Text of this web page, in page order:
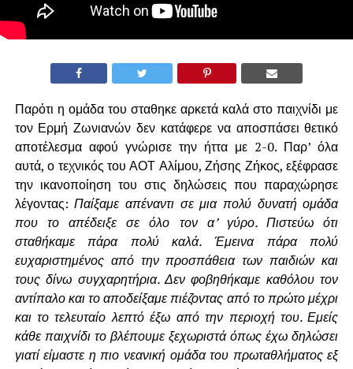
Παρότι η ομάδα του σταθηκε αρκετά καλά στο παιχνίδι με
τον Ερμή Ζωνιανών δεν κατάφερε να αποσπάσει θετικό
αποτέλεσμα αφού γνώρισε την ήττα με 2-0. Παρ’ όλα
αυτά, ο τεχνικός του ΑΟΤ Αλίμου, Ζήσης Ζήκος, εξέφρασε
την ικανοποίηση του στις δηλώσεις που παραχώρησε
λέγοντας:Παίξαμε απέναντι σε μια πολύ δυνατή ομάδα
που το απέδειξε σε όλο τον α’ γύρο. Πιστεύω ότι
σταθήκαμε πάρα πολύ καλά. Έμεινα πάρα πολύ
ευχαριστημένος από την προσπάθεια των παιδιών και
τους δίνω συγχαρητήρια. Δεν φοβηθήκαμε καθόλου τον
αντίπαλο και το αποδείξαμε πιέζοντας από το πρώτο μέχρι
και το τελευταίο λεπτό έξω από την περιοχή του. Εμείς
κάθε παιχνίδι το βλέπουμε ξεχωριστά όπως έχω δηλώσει
γιατί είμαστε η πιο νεανική ομάδα του πρωταθλήματος εξ